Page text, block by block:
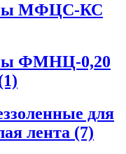
МФЦС-КС
ФМНЦ-0,20
для
лента (7)